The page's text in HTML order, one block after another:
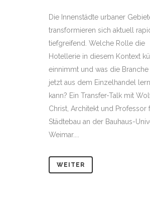
Die Innenstädte urbaner
transformieren sich aktuell
tiefgreifend. Welche Rolle die
Hotellerie in diesem Kontext
einnimmt und was die
jetzt aus dem Einzelhandel
kann? Ein Transfer-Talk mit
Christ, Architekt und Professor
Städtebau an der Bauhaus-
Weimar....
WEITER